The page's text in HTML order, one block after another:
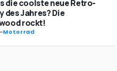
die coolste neue Retro-
des Jahres? Die
rockt!
-Motorrad